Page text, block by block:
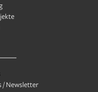
/ Newsletter